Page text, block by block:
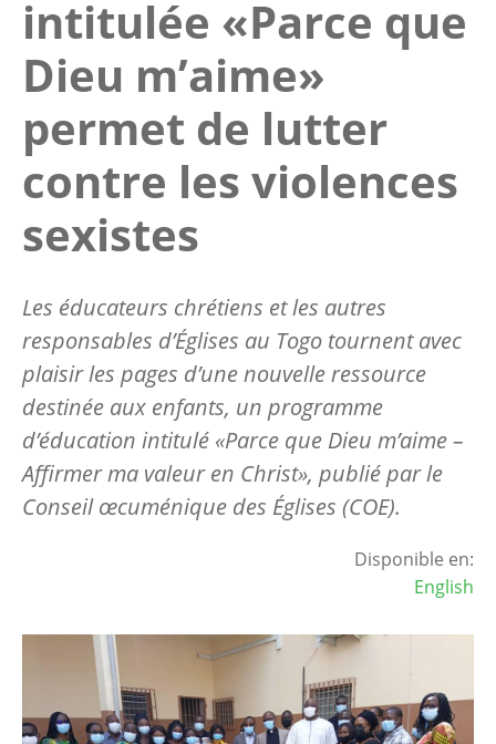
intitulée «Parce que
Dieu m’aime»
permet de lutter
contre les violences
sexistes
Les éducateurs chrétiens et les autres
responsables d’Églises au Togo tournent avec
plaisir les pages d’une nouvelle ressource
destinée aux enfants, un programme
d’éducation intitulé «Parce que Dieu m’aime –
Affirmer ma valeur en Christ», publié par le
Conseil œcuménique des Églises (COE).
Disponible en:
English